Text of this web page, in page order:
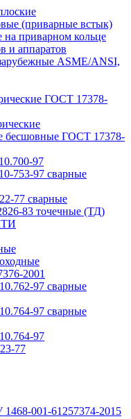
(приварные встык)
приварном кольце
и аппаратов
ASME/ANSI,
ГОСТ 17378-
бесшовные ГОСТ 17378-
97
753-97 сварные
77 сварные
83 точечные (ТД)
2001
97 сварные
97 сварные
97
77
001-61257374-2015